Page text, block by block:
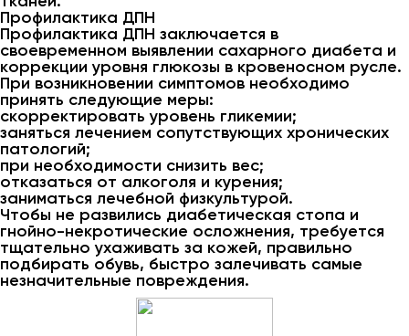
Профилактика ДПН
Профилактика ДПН заключается в
своевременном выявлении сахарного диабета и
коррекции уровня глюкозы в кровеносном русле.
При возникновении симптомов необходимо
принять следующие меры:
скорректировать уровень гликемии;
заняться лечением сопутствующих хронических
патологий;
при необходимости снизить вес;
отказаться от алкоголя и курения;
заниматься лечебной физкультурой.
Чтобы не развились диабетическая стопа и
гнойно-некротические осложнения, требуется
тщательно ухаживать за кожей, правильно
подбирать обувь, быстро залечивать самые
незначительные повреждения.